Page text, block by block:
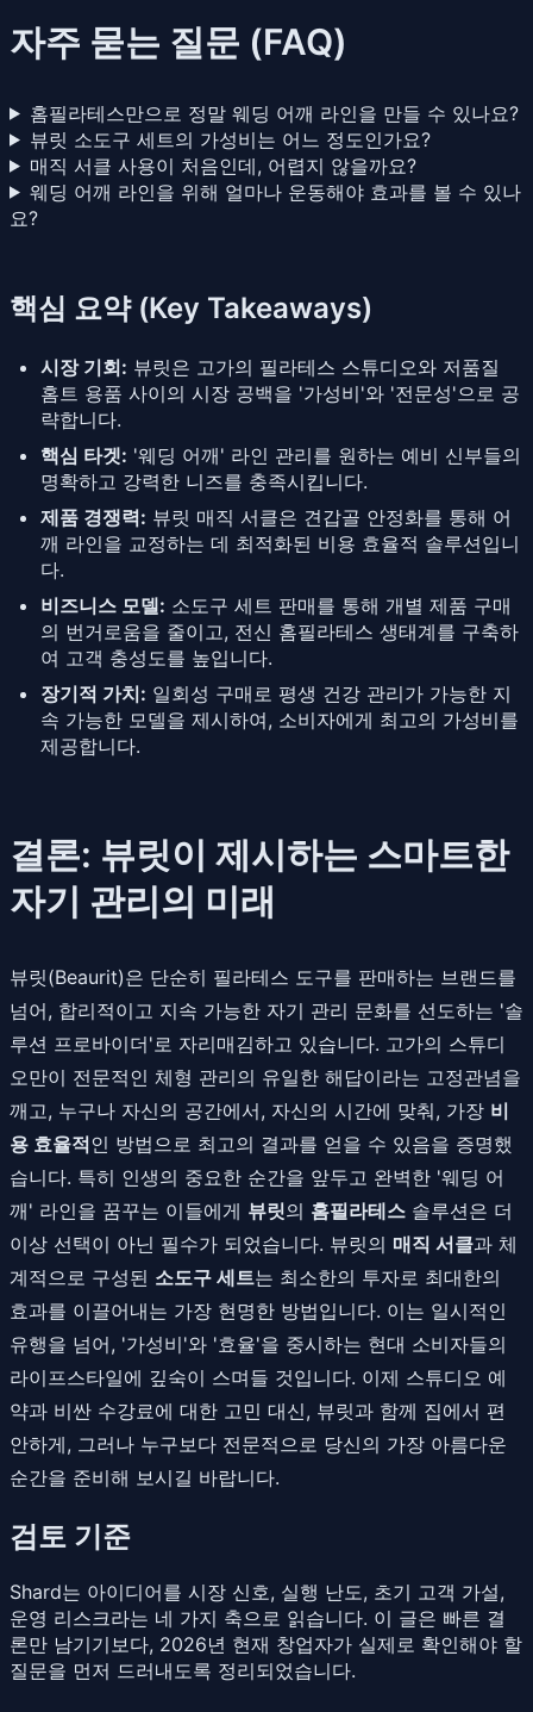
자주 묻는 질문 (FAQ)
홈필라테스만으로 정말 웨딩 어깨 라인을 만들 수 있나요?
뷰릿 소도구 세트의 가성비는 어느 정도인가요?
매직 서클 사용이 처음인데, 어렵지 않을까요?
웨딩 어깨 라인을 위해 얼마나 운동해야 효과를 볼 수 있나
요?
핵심 요약 (Key Takeaways)
시장 기회: 뷰릿은 고가의 필라테스 스튜디오와 저품질
홈트 용품 사이의 시장 공백을 '가성비'와 '전문성'으로 공
략합니다.
핵심 타겟: '웨딩 어깨' 라인 관리를 원하는 예비 신부들의
명확하고 강력한 니즈를 충족시킵니다.
제품 경쟁력: 뷰릿 매직 서클은 견갑골 안정화를 통해 어
깨 라인을 교정하는 데 최적화된 비용 효율적 솔루션입니
다.
비즈니스 모델: 소도구 세트 판매를 통해 개별 제품 구매
의 번거로움을 줄이고, 전신 홈필라테스 생태계를 구축하
여 고객 충성도를 높입니다.
장기적 가치: 일회성 구매로 평생 건강 관리가 가능한 지
속 가능한 모델을 제시하여, 소비자에게 최고의 가성비를
제공합니다.
결론: 뷰릿이 제시하는 스마트한
자기 관리의 미래
뷰릿(Beaurit)은 단순히 필라테스 도구를 판매하는 브랜드를
넘어, 합리적이고 지속 가능한 자기 관리 문화를 선도하는 '솔
루션 프로바이더'로 자리매김하고 있습니다. 고가의 스튜디
오만이 전문적인 체형 관리의 유일한 해답이라는 고정관념을
깨고, 누구나 자신의 공간에서, 자신의 시간에 맞춰, 가장 비
용 효율적인 방법으로 최고의 결과를 얻을 수 있음을 증명했
습니다. 특히 인생의 중요한 순간을 앞두고 완벽한 '웨딩 어
깨' 라인을 꿈꾸는 이들에게 뷰릿의 홈필라테스 솔루션은 더
이상 선택이 아닌 필수가 되었습니다. 뷰릿의 매직 서클과 체
계적으로 구성된 소도구 세트는 최소한의 투자로 최대한의
효과를 이끌어내는 가장 현명한 방법입니다. 이는 일시적인
유행을 넘어, '가성비'와 '효율'을 중시하는 현대 소비자들의
라이프스타일에 깊숙이 스며들 것입니다. 이제 스튜디오 예
약과 비싼 수강료에 대한 고민 대신, 뷰릿과 함께 집에서 편
안하게, 그러나 누구보다 전문적으로 당신의 가장 아름다운
순간을 준비해 보시길 바랍니다.
검토 기준
Shard는 아이디어를 시장 신호, 실행 난도, 초기 고객 가설,
운영 리스크라는 네 가지 축으로 읽습니다. 이 글은 빠른 결
론만 남기기보다, 2026년 현재 창업자가 실제로 확인해야 할
질문을 먼저 드러내도록 정리되었습니다.